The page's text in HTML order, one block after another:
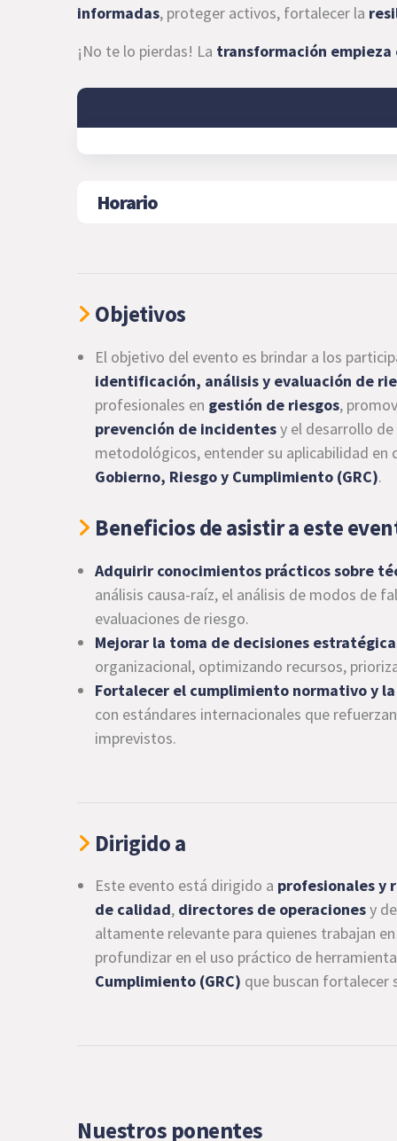
informadas, proteger activos, fortalecer la
¡No te lo pierdas! La transformación empieza
Horario
Objetivos
El objetivo del evento es brindar a los
identificación, análisis y evaluación de
profesionales en gestión de riesgos,
prevención de incidentesy el desarrollo
metodológicos, entender su aplicabilidad en
Gobierno, Riesgo y Cumplimiento (GRC).
Beneficios de asistir a este
Adquirir conocimientos prácticos sobre
análisis causa-raíz, el análisis de modos de
evaluaciones de riesgo.
Mejorar la toma de decisiones
organizacional, optimizando recursos,
Fortalecer el cumplimiento normativo y
con estándares internacionales que
imprevistos.
Dirigido a
Este evento está dirigido a profesionales y
de calidad, directores de operacionesy
altamente relevante para quienes trabajan
profundizar en el uso práctico de
Cumplimiento (GRC) que buscan fortalecer
Nuestros ponentes